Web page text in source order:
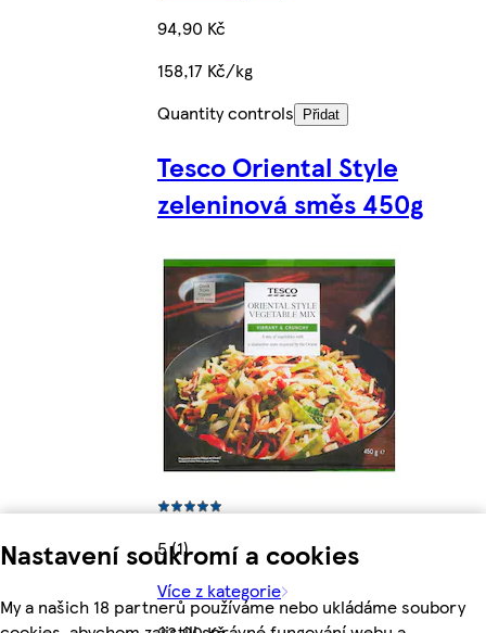
Nastavení soukromí a cookies
My a našich 18 partnerů používáme nebo ukládáme soubory
94,90 Kč
158,17 Kč/kg
Quantity controls
Přidat
Tesco Oriental Style
zeleninová směs 450g
5 (1)
Více z kategorie